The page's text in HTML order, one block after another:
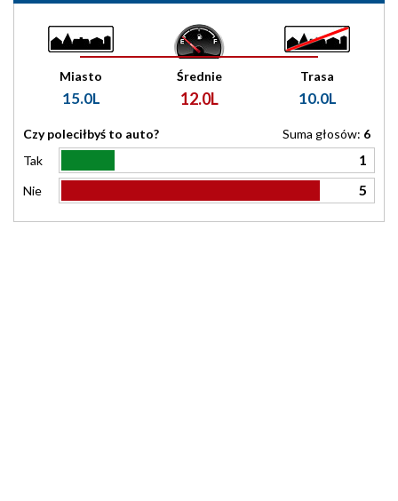
Miasto
15.0L
Średnie
12.0L
Trasa
10.0L
Czy poleciłbyś to auto? Suma głosów: 6
Tak
1
Nie 5